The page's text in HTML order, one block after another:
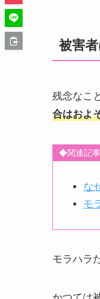
被害
残念なこ
合はおよ
◆関連記
な
モ
モラハラ